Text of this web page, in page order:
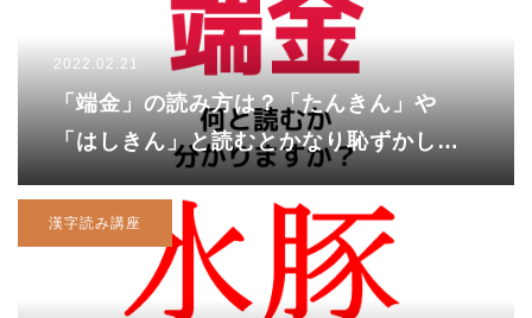
2022.02.21
「端金」の読み方は？「たんきん」や
「はしきん」と読むとかなり恥ずかしい
かも…
漢字読み講座